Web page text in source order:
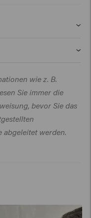
Hydrolyzed
Benzoate, C10-
Ethosulfate,
Vegetable
Acid, Dimethiconol,
Campanulata
Citrus Aurantium
Linalool, Linalyl
lassen.
den Kopf wickeln.
trocknen.
wie z. B.
Sie immer die
bevor Sie das
abgeleitet werden.